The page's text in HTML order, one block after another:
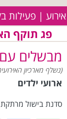
אירוע | פעילות
פג תוקף
מבשלים
(נשלף מארכיון
ארועי ילדים
סדנת בישול מרתקת